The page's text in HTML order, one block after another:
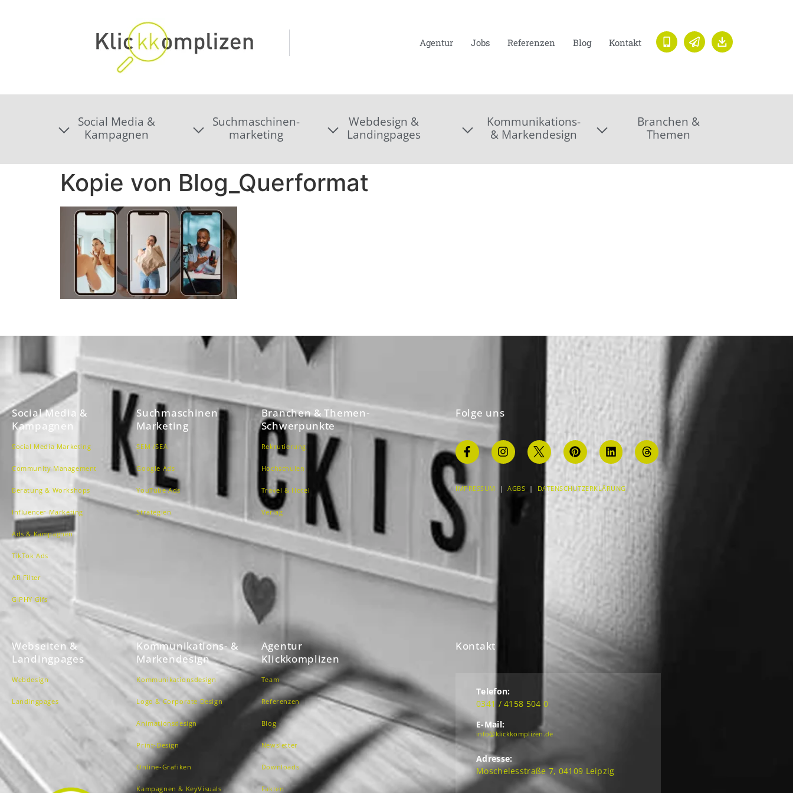
Agentur Jobs Referenzen Blog Kontakt
Social Media &
Kampagnen
Suchmaschinen-
marketing
Webdesign &
Landingpages
Kommunikations-
& Markendesign
Branchen &
Themen
Kopie von Blog_Querformat
Social Media &
Kampagnen
Social Media Marketing
Community Management
Beratung & Workshops
Influencer Marketing
Ads & Kampagnen
TikTok Ads
AR Filter
GIPHY Gifs
Suchmaschinen
Marketing
SEM /SEA
Google Ads
YouTube Ads
Strategien
Branchen & Themen-
Schwerpunkte
Rekrutierung
Hochschulen
Travel & Hotel
Verlag
Folge uns
IMPRESSUM | AGBS | DATENSCHUTZERKLÄRUNG
Webseiten &
Landingpages
Webdesign
Landingpages
Kommunikations- &
Markendesign
Kommunikationsdesign
Logo & Corporate Design
Animationsdesign
Print-Design
Online-Grafiken
Kampagnen & KeyVisuals
Agentur
Klickkomplizen
Team
Referenzen
Blog
Newsletter
Downloads
Fakten
Kontakt
Telefon:
0341 / 4158 504 0
E-Mail:
info@klickkomplizen.de
Adresse:
Moschelesstraße 7, 04109 Leipzig